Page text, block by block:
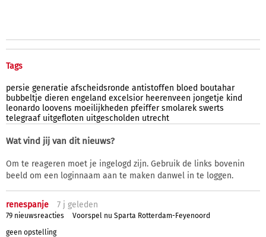
Tags
persie generatie afscheidsronde antistoffen bloed boutahar
bubbeltje dieren engeland excelsior heerenveen jongetje kind
leonardo loovens moeilijkheden pfeiffer smolarek swerts
telegraaf uitgefloten uitgescholden utrecht
Wat vind jij van dit nieuws?
Om te reageren moet je ingelogd zijn. Gebruik de links bovenin
beeld om een loginnaam aan te maken danwel in te loggen.
renespanje 7 j geleden
79 nieuwsreacties
Voorspel nu Sparta Rotterdam-Feyenoord
geen opstelling